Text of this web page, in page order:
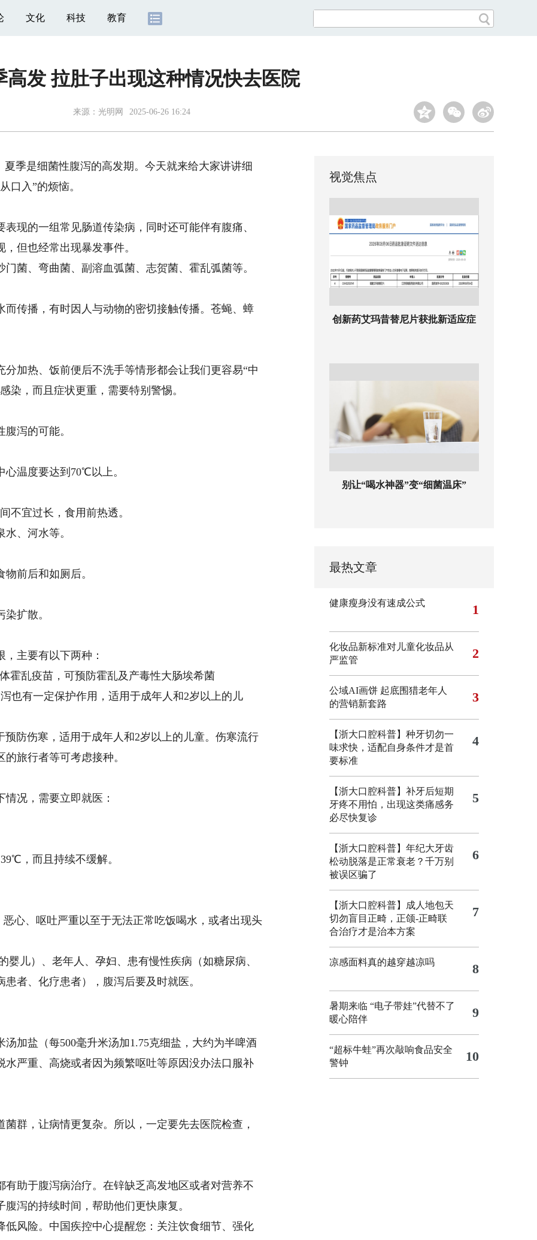
文化 科技 教育
高发 拉肚子出现这种情况快去医院
来源：光明网 2025-06-26 16:24
季是细菌性腹泻的高发期。今天就来给大家讲讲细
口入”的烦恼。
的一组常见肠道传染病，同时还可能伴有腹痛、
但也经常出现暴发事件。
、弯曲菌、副溶血弧菌、志贺菌、霍乱弧菌等。
传播，有时因人与动物的密切接触传播。苍蝇、蟑
加热、饭前便后不洗手等情形都会让我们更容易“中
染，而且症状更重，需要特别警惕。
泻的可能。
温度要达到70℃以上。
宜过长，食用前热透。
、河水等。
前后和如厕后。
扩散。
主要有以下两种：
乱疫苗，可预防霍乱及产毒性大肠埃希菌
也有一定保护作用，适用于成年人和2岁以上的儿
防伤寒，适用于成年人和2岁以上的儿童。伤寒流行
旅行者等可考虑接种。
况，需要立即就医：
，而且持续不缓解。
、呕吐严重以至于无法正常吃饭喝水，或者出现头
儿）、老年人、孕妇、患有慢性疾病（如糖尿病、
者、化疗患者），腹泻后要及时就医。
盐（每500毫升米汤加1.75克细盐，大约为半啤酒
严重、高烧或者因为频繁呕吐等原因没办法口服补
，让病情更复杂。所以，一定要先去医院检查，
助于腹泻病治疗。在锌缺乏高发地区或者对营养不
泻的持续时间，帮助他们更快康复。
风险。中国疾控中心提醒您：关注饮食细节、强化
视觉焦点
创新药艾玛昔替尼片获批新适应症
别让“喝水神器”变“细菌温床”
最热文章
健康瘦身没有速成公式 1
化妆品新标准对儿童化妆品从
严监管
2
公域AI画饼 起底围猎老年人
的营销新套路
3
【浙大口腔科普】种牙切勿一
味求快，适配自身条件才是首
要标准
4
【浙大口腔科普】补牙后短期
牙疼不用怕，出现这类痛感务
必尽快复诊
5
【浙大口腔科普】年纪大牙齿
松动脱落是正常衰老？千万别
被误区骗了
6
【浙大口腔科普】成人地包天
切勿盲目正畸，正颌‑正畸联
合治疗才是治本方案
7
凉感面料真的越穿越凉吗 8
暑期来临 “电子带娃”代替不了
暖心陪伴
9
“超标牛蛙”再次敲响食品安全
警钟
10